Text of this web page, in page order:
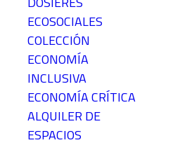
ECOSOCIALES
COLECCIÓN
ECONOMÍA
INCLUSIVA
ECONOMÍA CRÍTICA
ALQUILER DE
ESPACIOS